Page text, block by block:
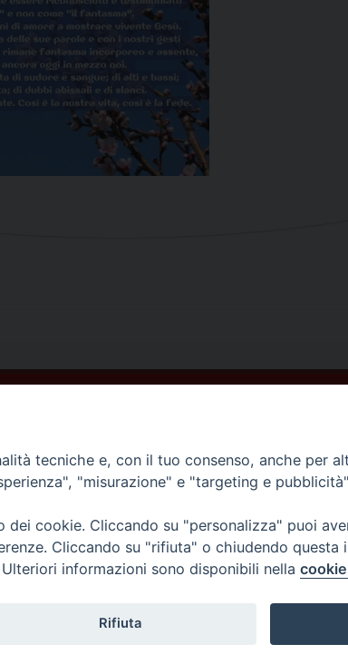
tecniche e, con il tuo consenso, anche per
"misurazione" e "targeting e
cookie. Cliccando su "personalizza" puoi
Cliccando su "rifiuta" o chiudendo questa
informazioni sono disponibili nella
Rifiuta